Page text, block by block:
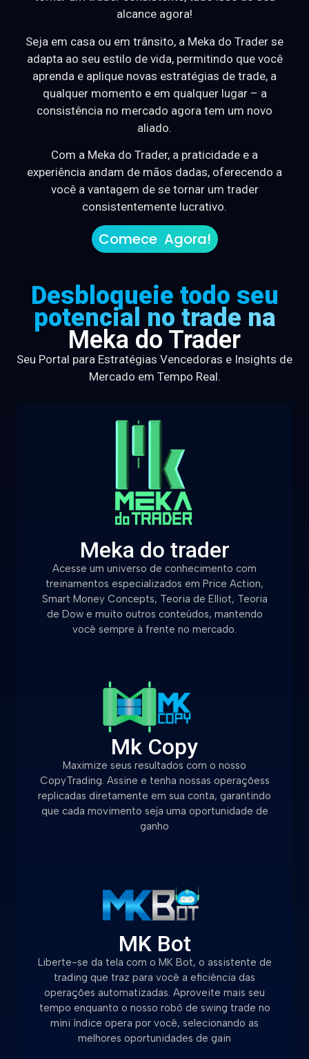
alcance agora!
Seja em casa ou em trânsito, a Meka do Trader se
adapta ao seu estilo de vida, permitindo que você
aprenda e aplique novas estratégias de trade, a
qualquer momento e em qualquer lugar – a
consistência no mercado agora tem um novo
aliado.
Com a Meka do Trader, a praticidade e a
experiência andam de mãos dadas, oferecendo a
você a vantagem de se tornar um trader
consistentemente lucrativo.
Comece Agora!
Desbloqueie todo seu
potencial no trade na
Meka do Trader
Seu Portal para Estratégias Vencedoras e Insights de
Mercado em Tempo Real.
Meka do trader
Acesse um universo de conhecimento com
treinamentos especializados em Price Action,
Smart Money Concepts, Teoria de Elliot, Teoria
de Dow e muito outros conteúdos, mantendo
você sempre à frente no mercado.
Mk Copy
Maximize seus resultados com o nosso
CopyTrading. Assine e tenha nossas operaçõess
replicadas diretamente em sua conta, garantindo
que cada movimento seja uma oportunidade de
ganho
MK Bot
Liberte-se da tela com o MK Bot, o assistente de
trading que traz para você a eficiência das
operações automatizadas. Aproveite mais seu
tempo enquanto o nosso robô de swing trade no
mini índice opera por você, selecionando as
melhores oportunidades de gain